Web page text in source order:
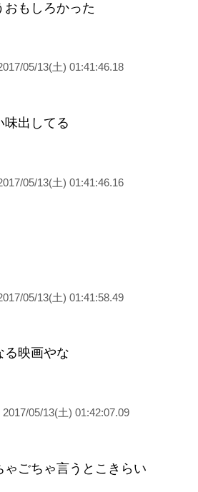
おもしろかった
05/13(土) 01:41:46.18
味出してる
05/13(土) 01:41:46.16
05/13(土) 01:41:58.49
る映画やな
2017/05/13(土) 01:42:07.09
ゃごちゃ言うとこきらい